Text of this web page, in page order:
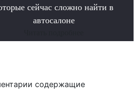
сейчас сложно найти в
автосалоне
содержащие